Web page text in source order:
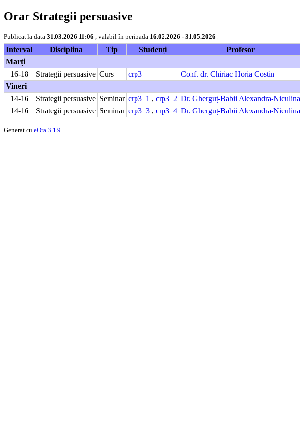
Orar Strategii persuasive
Publicat la data 31.03.2026 11:06 , valabil în perioada 16.02.2026 - 31.05.2026
Interval Disciplina Tip Studenți Profesor
Marți
16-18
Strategii persuasive Curs crp3 Conf. dr. Chiriac Horia Costin
Vineri
14-16
Strategii persuasive Seminar crp3_1 , crp3_2 Dr. Gherguț-Babii Alexandra-Niculina
14-16
Strategii persuasive Seminar crp3_3 , crp3_4 Dr. Gherguț-Babii Alexandra-Niculina
Generat cu eOra 3.1.9